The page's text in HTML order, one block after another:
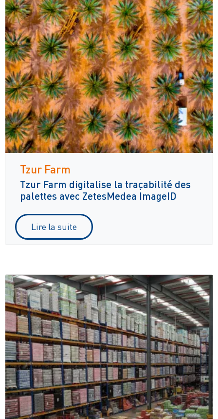
Tzur Farm
Tzur Farm digitalise la traçabilité des
palettes avec ZetesMedea ImageID
Lire la suite